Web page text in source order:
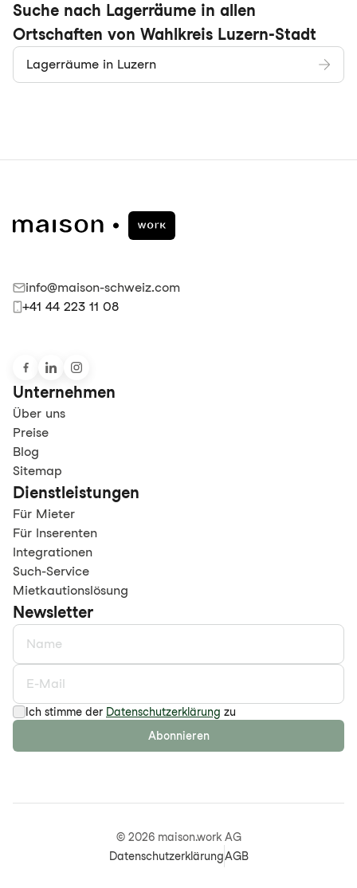
Suche nach Lagerräume in allen
Ortschaften von Wahlkreis Luzern-Stadt
Lagerräume in Luzern
info@maison-schweiz.com
+41 44 223 11 08
Unternehmen
Über uns
Preise
Blog
Sitemap
Dienstleistungen
Für Mieter
Für Inserenten
Integrationen
Such-Service
Mietkautionslösung
Newsletter
Ich stimme der Datenschutzerklärung zu
Abonnieren
© 2026maison.work AG
DatenschutzerklärungAGB